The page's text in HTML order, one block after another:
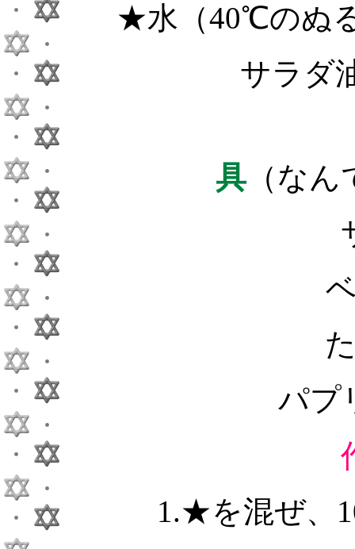
★水（40℃のぬ
サラダ
具（なん
パ
1.★を混ぜ、